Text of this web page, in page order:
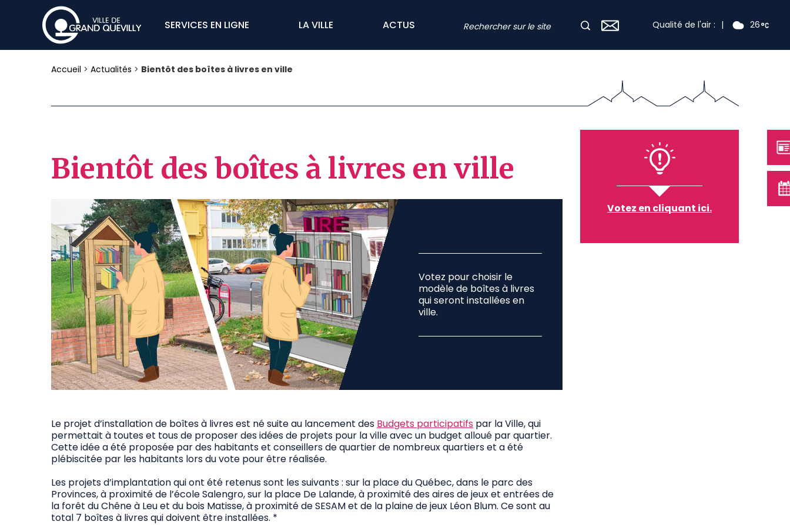
SERVICES EN LIGNE LA VILLE ACTUS Qualité de l'air : | 26
Accueil > Actualités > Bientôt des boîtes à livres en ville
Bientôt des boîtes à livres en ville
Votez pour choisir le
modèle de boîtes à livres
qui seront installées en
ville.
Le projet d’installation de boîtes à livres est né suite au lancement des Budgets participatifs par la Ville, qui
permettait à toutes et tous de proposer des idées de projets pour la ville avec un budget alloué par quartier.
Cette idée a été proposée par des habitants et conseillers de quartier de nombreux quartiers et a été
plébiscitée par les habitants lors du vote pour être réalisée.
Les projets d’implantation qui ont été retenus sont les suivants : sur la place du Québec, dans le parc des
Provinces, à proximité de l’école Salengro, sur la place De Lalande, à proximité des aires de jeux et entrées de
la forêt du Chêne à Leu et du bois Matisse, à proximité de SESAM et de la plaine de jeux Léon Blum. Ce sont au
total 7 boîtes à livres qui doivent être installées. *
Votez en cliquant ici.